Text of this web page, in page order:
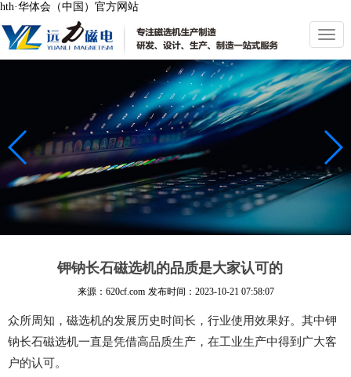
hth·华体会（中国）官方网站
切
换
导
航
钾钠长石磁选机的品质是大家认可的
来源：620cf.com 发布时间： 2023-10-21 07:58:07
众所周知，磁选机的发展历史时间长，行业使用效果好。其中钾
钠长石磁选机一直是凭借高品质生产，在工业生产中得到广大客
户的认可。